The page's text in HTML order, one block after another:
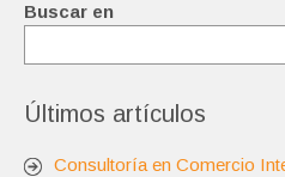
Buscar en
Últimos artículos
Consultoría en Comercio